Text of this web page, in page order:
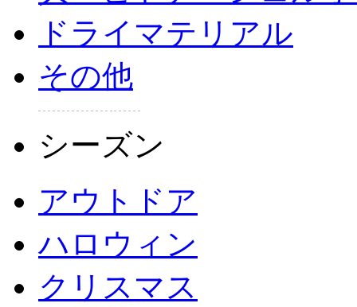
ドライマテリアル
その他
シーズン
アウトドア
ハロウィン
クリスマス